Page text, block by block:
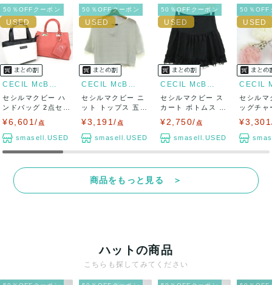
50％OFFクーポン
CECIL McBEE
セシルマクビー ハ
ンドバッグ 2点セッ
¥6,601/ 点
smasell.USED
50％OFFクーポン
CECIL McBEE
セシルマクビー ニ
ット トップス 五分
¥3,191/ 点
smasell.USED
50％OFFクーポン
CECIL McBEE
セシルマクビー ス
カート ボトムス フ
¥2,750/ 点
smasell.USED
50％OFF
セシルマ
ッグチ
商品をもっと見る ＞
ハットの商品
こちらも探してみてください